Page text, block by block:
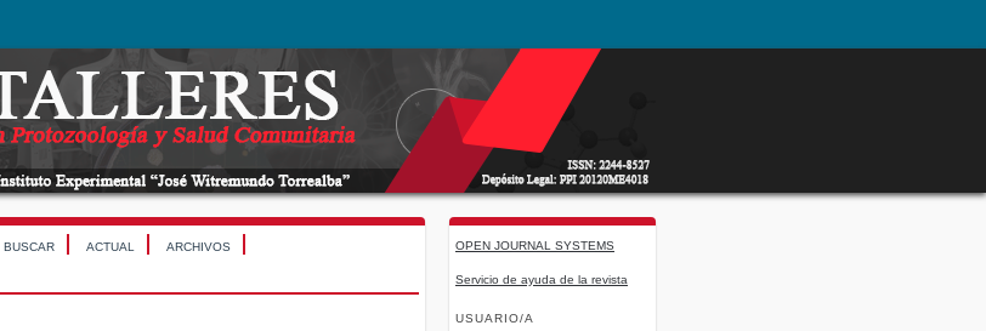
OPEN JOURNAL SYSTEMS
Servicio de ayuda de la revista
USUARIO/A
BUSCAR ACTUAL ARCHIVOS